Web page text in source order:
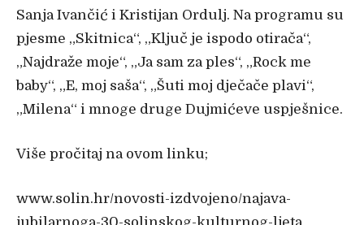
Sanja Ivančić i Kristijan Ordulj. Na programu su
pjesme „Skitnica“, „Ključ je ispodo otirača“,
„Najdraže moje“, „Ja sam za ples“, „Rock me
baby“, „E, moj saša“, „Šuti moj dječače plavi“,
„Milena“ i mnoge druge Dujmićeve uspješnice.
Više pročitaj na ovom linku;
www.solin.hr/novosti-izdvojeno/najava-